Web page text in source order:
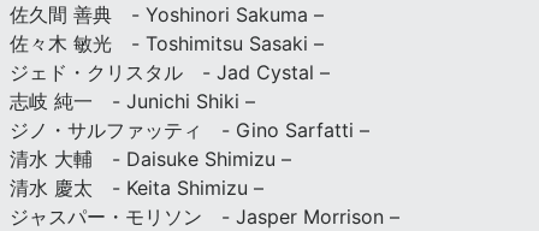
佐久間 善典 - Yoshinori Sakuma –
佐々木 敏光 - Toshimitsu Sasaki –
ジェド・クリスタル - Jad Cystal –
志岐 純一 - Junichi Shiki –
ジノ・サルファッティ - Gino Sarfatti –
清水 大輔 - Daisuke Shimizu –
清水 慶太 - Keita Shimizu –
ジャスパー・モリソン - Jasper Morrison –